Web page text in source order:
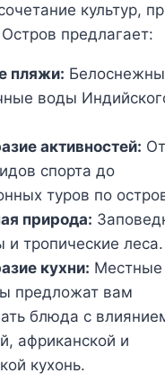
культур,
предлагает:
пляжи:
воды
активностей: От
спорта до
туров по
природа:
и тропические леса.
кухни: Местные
предложат вам
блюда с
африканской и
кухонь.